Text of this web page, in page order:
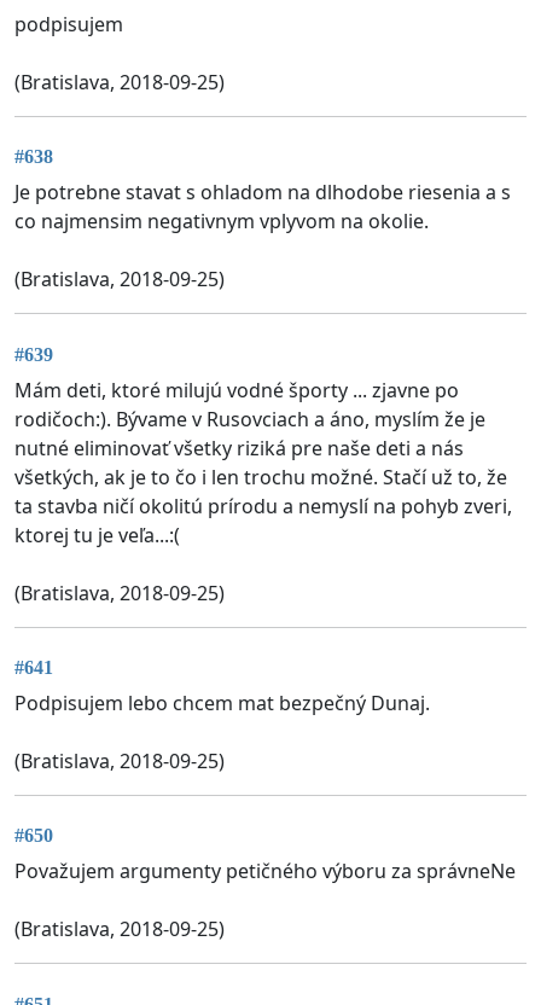
podpisujem
(Bratislava, 2018-09-25)
#638
Je potrebne stavat s ohladom na dlhodobe riesenia a s
co najmensim negativnym vplyvom na okolie.
(Bratislava, 2018-09-25)
#639
Mám deti, ktoré milujú vodné športy ... zjavne po
rodičoch:). Bývame v Rusovciach a áno, myslím že je
nutné eliminovať všetky riziká pre naše deti a nás
všetkých, ak je to čo i len trochu možné. Stačí už to, že
ta stavba ničí okolitú prírodu a nemyslí na pohyb zveri,
ktorej tu je veľa...:(
(Bratislava, 2018-09-25)
#641
Podpisujem lebo chcem mat bezpečný Dunaj.
(Bratislava, 2018-09-25)
#650
Považujem argumenty petičného výboru za správneNe
(Bratislava, 2018-09-25)